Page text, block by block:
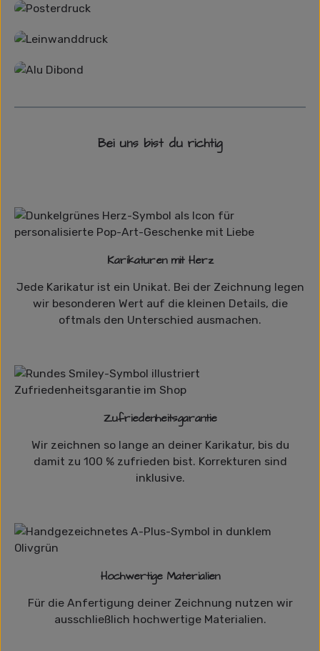
Bei uns bist du richtig
Karikaturen mit Herz
Jede Karikatur ist ein Unikat. Bei der Zeichnung legen
wir besonderen Wert auf die kleinen Details, die
oftmals den Unterschied ausmachen.
Zufriedenheitsgarantie
Wir zeichnen so lange an deiner Karikatur, bis du
damit zu 100 % zufrieden bist. Korrekturen sind
inklusive.
Hochwertige Materialien
Für die Anfertigung deiner Zeichnung nutzen wir
ausschließlich hochwertige Materialien.